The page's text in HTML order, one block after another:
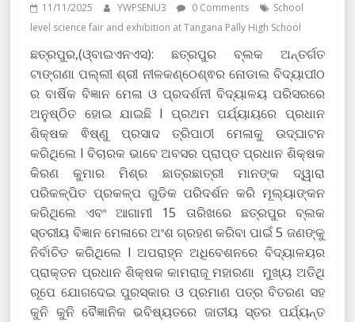
11/11/2025 YWPSENU3 0 Comments
School
level science fair and exhibition at Tangana Pally High School
ଛତ୍ରପୁର,(ଓ୍ବାଇଏନଏସ): ଛତ୍ରପୁର ବ୍ଲକ ଅନ୍ତର୍ଗତ
ଟାଙ୍ଗଣା ପଲ୍ଲୀ ଶ୍ରୀ ନୀଳକଣ୍ଠେଶ୍ଵର ନୋଡାଲ ବିଦ୍ୟାପୀଠ
ର ବାର୍ଷିକ ବିଜ୍ଞାନ ମେଳା ଓ ପ୍ରଦର୍ଶନୀ ବିଦ୍ୟାଳୟ ପରିସରରେ
ଅନୁଷ୍ଠିତ ହୋଇ ଯାଇଛି l ପ୍ରଥମ ପର୍ଯ୍ୟାୟରେ ପ୍ରଧାନ
ଶିକ୍ଷକ ଵିଷ୍ଣୁ ପ୍ରସାଦ ତ୍ରିପାଠୀ ମେଳାକୁ ଉଦ୍ଘାଟନ
କରିଥିଲେ l ବିଚାରକ ଭାବେ ଅବସର ପ୍ରାପ୍ତ ପ୍ରଧାନ ଶିକ୍ଷକ
କିରଣ କୁମାର ମିଶ୍ର ଛାତ୍ରଛାତ୍ରୀ ମାନଙ୍କ ଦ୍ୱାରା
ପରିକଳ୍ପିତ ପ୍ରକଳ୍ପ ଗୁଡିକ ପରିଦର୍ଶନ କରି ମୂଲ୍ୟାଙ୍କନ
କରିଥିଲେ ଏବଂ ଆଗାମୀ 15 ତାରିଖରେ ଛତ୍ରପୁର ବ୍ଲକ
ସ୍ତରୀୟ ବିଜ୍ଞାନ ମେଳାରେ ଅଂଶ ଗ୍ରହଣ କରିବା ପାଇଁ 5 ଜଣଙ୍କୁ
ନିର୍ବାଚିତ କରିଥିଲେ l ଅପରାହ୍ନ ଅଧିବେଶନରେ ବିଦ୍ୟାଳୟର
ପ୍ରାକ୍ତନ ପ୍ରଧାନ ଶିକ୍ଷକ କାମରାଜୂ ମହାରଣା ମୁଖ୍ୟ ଅତିଥି
ରୂପେ ଯୋଗଦେଇ ପୁରସ୍କାର ଓ ପ୍ରମାଣ ପତ୍ର ବିତରଣ ସହ
କୁନି କୁନି ବୈଜ୍ଞାନିକ ଭବିଷ୍ୟତରେ ଜାତୀୟ ସ୍ତର ପର୍ଯ୍ୟନ୍ତ